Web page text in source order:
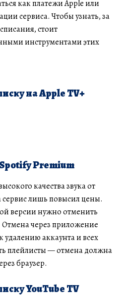
как платежи Apple или
сервиса. Чтобы узнать, за
стоит
инструментами этих
на Apple TV+
Premium
качества звука от
лишь повысил цены.
версии нужно отменить
Отмена через приложение
аккаунта и всех
плейлисты — отмена должна
браузер.
YouTube TV